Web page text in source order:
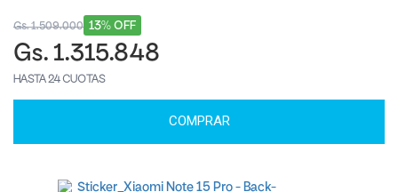
13% OFF
Gs. 1.509.000
Gs. 1.315.848
HASTA 24 CUOTAS
COMPRAR